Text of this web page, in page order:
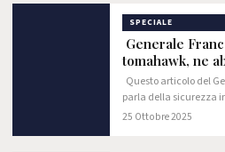
SPECIALE
Generale
tomahawk, ne
Questo articolo del
parla della sicurezza
maniacale dei
25 Ottobre 2025